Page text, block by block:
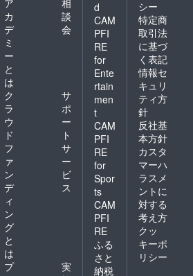
カ
デ
ミ
ー
と
は
談
会
ク
ラ
ウ
ド
フ
ァ
ン
デ
ィ
ン
グ
と
は
サ
ポ
ー
ト
サ
ー
ビ
ス
プ
実
d
CAM
PFI
RE
for
Ente
rtain
men
t
CAM
PFI
RE
for
Spor
ts
CAM
PFI
RE
ふる
さと
納税
シー
特定商
取引法
に基づ
く表記
情報セ
キュリ
ティ方
針
反社基
本方針
カスタ
マーハ
ラスメ
ントに
対する
考え方
クッ
キーポ
リシー